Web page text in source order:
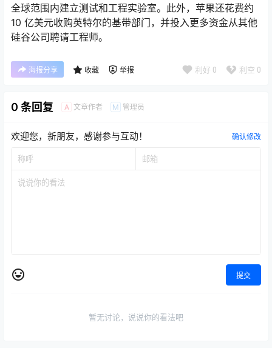
全球范围内建立测试和工程实验室。此外，苹果还花费约
10 亿美元收购英特尔的基带部门，并投入更多资金从其他
硅谷公司聘请工程师。
海报分享 收藏 举报 利好 0 利空 0
0 条回复 A 文章作者 M 管理员
欢迎您，新朋友，感谢参与互动！ 确认修改
提交
暂无讨论，说说你的看法吧